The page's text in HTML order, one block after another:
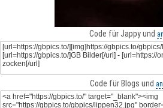
Code für Jappy und
Code für Blogs und